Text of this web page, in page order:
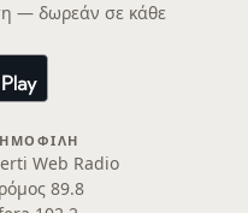
— δωρεάν σε κάθε
Web Radio
89.8